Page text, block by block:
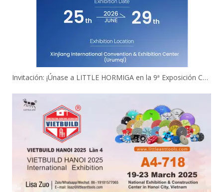
Invitación: ¡Únase a LITTLE HORMIGA en la 9ª Exposición China-Eurasia!